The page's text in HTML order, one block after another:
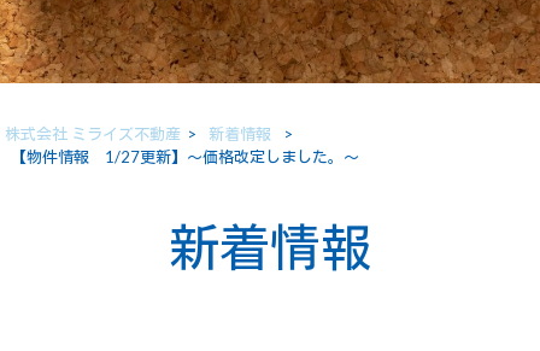
株式会社 ミライズ不動産 > 新着情報
>
【物件情報 1/27更新】～価格改定しました。～
新着情報